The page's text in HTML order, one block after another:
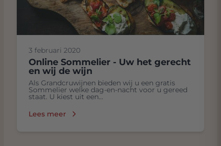
3 februari 2020
Online Sommelier - Uw het gerecht
en wij de wijn
Als Grandcruwijnen bieden wij u een gratis
Sommelier welke dag-en-nacht voor u gereed
staat. U kiest uit een...
Lees meer